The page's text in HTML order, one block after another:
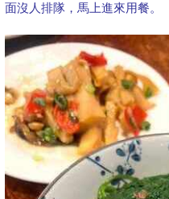
面沒人排隊，馬上進來用餐。